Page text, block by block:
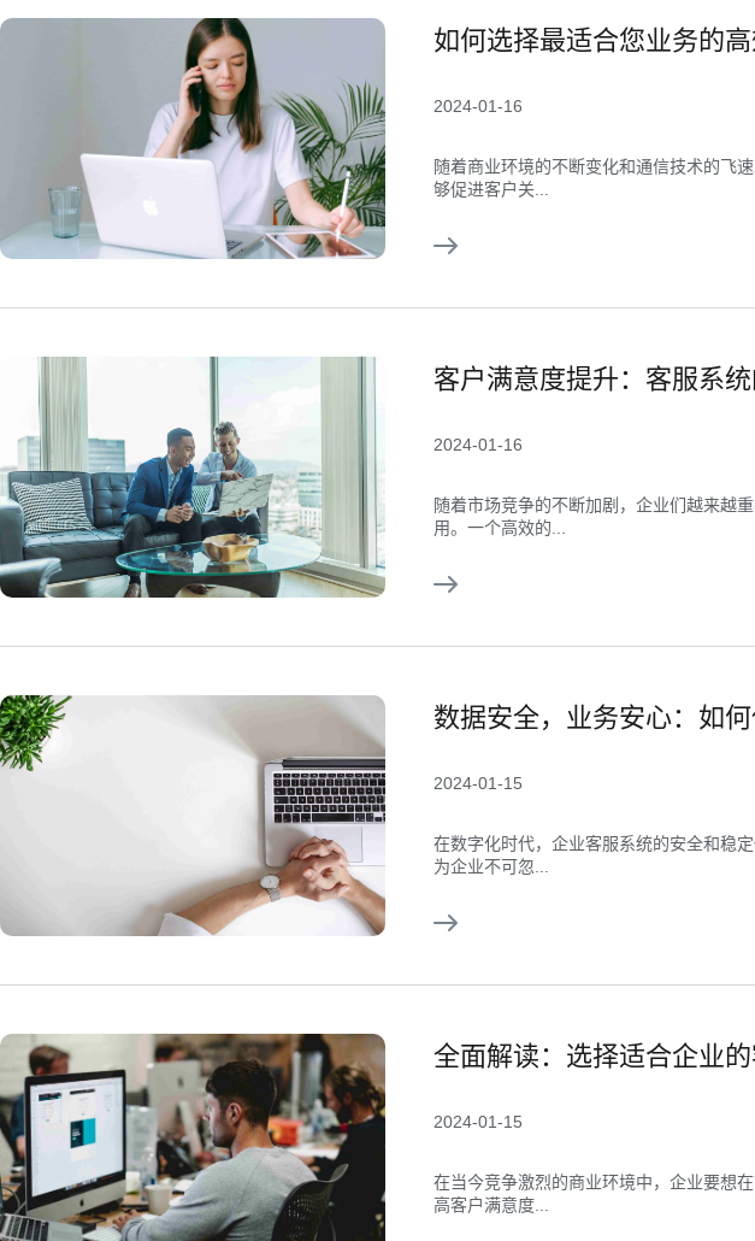
如何选择最适合您业务的
2024-01-16
随着商业环境的不断变化和通信技术的飞
够促进客户关...
客户满意度提升：客服系
2024-01-16
随着市场竞争的不断加剧，企业们越来越
用。一个高效的...
数据安全，业务安心：如
2024-01-15
在数字化时代，企业客服系统的安全和稳
为企业不可忽...
全面解读：选择适合企业
2024-01-15
在当今竞争激烈的商业环境中，企业要想
高客户满意度...